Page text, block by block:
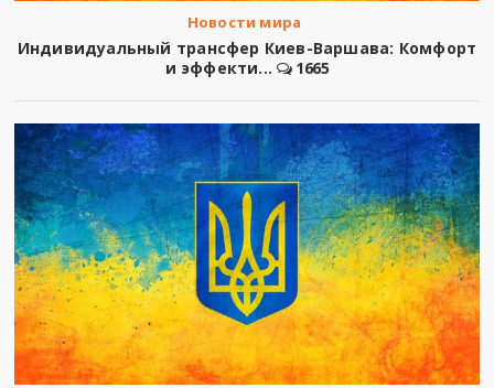
Новости мира
Индивидуальный трансфер Киев-Варшава: Комфорт
и эффекти...
1665